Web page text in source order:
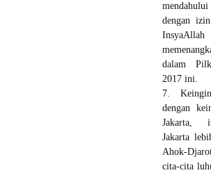
dengan
InsyaAllah
dalam
2017 ini.
7.
dengan
Jakarta,
Jakarta
Ahok-
cita-cita